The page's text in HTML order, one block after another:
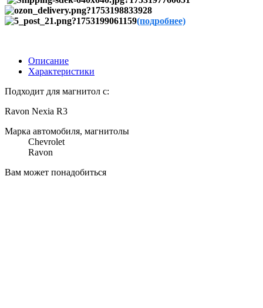
(подробнее)
Описание
Характеристики
Подходит для магнитол с:
Ravon Nexia R3
Марка автомобиля, магнитолы
Chevrolet
Ravon
Вам может понадобиться